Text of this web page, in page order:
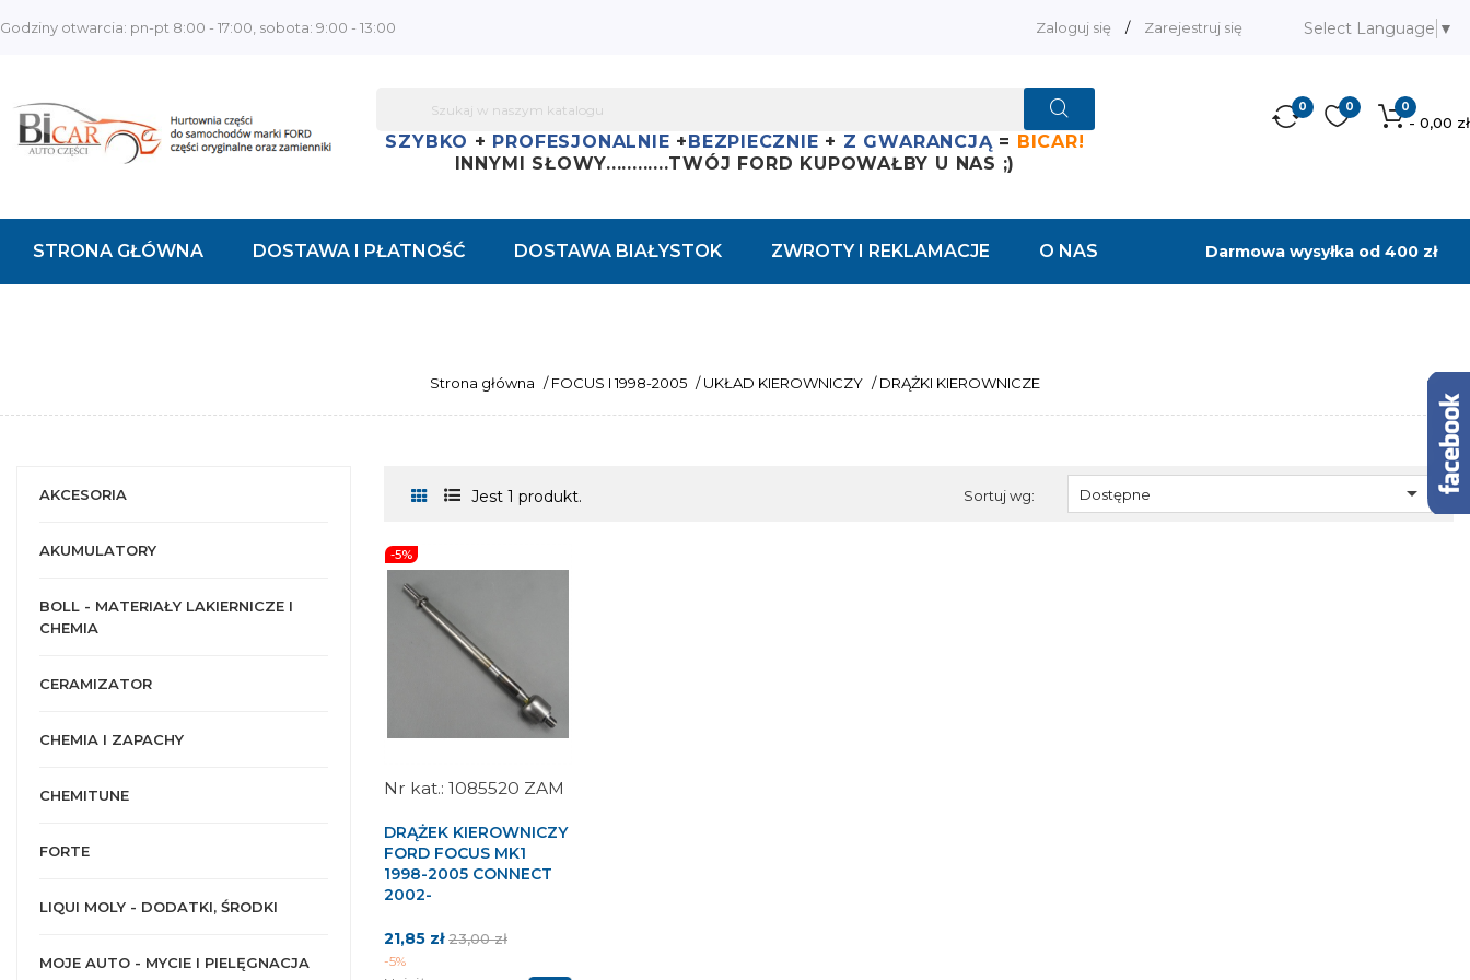
Godziny otwarcia: pn-pt 8:00 - 17:00, sobota: 9:00 - 13:00 Zaloguj się / Zarejestruj się Select Language ▼
SZYBKO + PROFESJONALNIE +BEZPIECZNIE + Z GWARANCJĄ= BICAR!
INNYMI SŁOWY............TWÓJ FORD KUPOWAŁBY U NAS ;)
0
- 0,00 zł
0
0
STRONA GŁÓWNA DOSTAWA I PŁATNOŚĆ DOSTAWA BIAŁYSTOK ZWROTY I REKLAMACJE O NAS Darmowa wysyłka od 400 zł
Strona główna / FOCUS I 1998-2005 / UKŁAD KIEROWNICZY / DRĄŻKI KIEROWNICZE
AKCESORIA
AKUMULATORY
BOLL - MATERIAŁY LAKIERNICZE I
CHEMIA
CERAMIZATOR
CHEMIA I ZAPACHY
CHEMITUNE
FORTE
LIQUI MOLY - DODATKI, ŚRODKI
MOJE AUTO - MYCIE I PIELĘGNACJA
Jest 1 produkt. Sortuj wg: Dostępne 
-5%
1085520 ZAM
DRĄŻEK KIEROWNICZY
FORD FOCUS MK1
1998-2005 CONNECT
2002-
Cena
21,85 zł Cena
23,00 zł
-5%